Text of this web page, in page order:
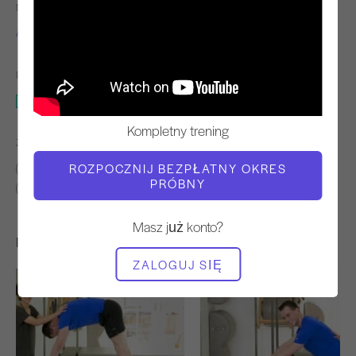
Kompletny trening
ROZPOCZNIJ BEZPŁATNY OKRES
PRÓBNY
Masz już konto?
ZALOGUJ SIĘ
NAUCZYCIEL
Alexandra Bohlinger
POTRZEBNY SPRZĘT
Mata z obciążnikami na ręce lub nogi
ZNAJDŹ PODOBNE KLASY DLA
20 - 30 min
Mata z obciążnikami na ręce lub nogi
Inne treningi, które mogą Ci się spodobać